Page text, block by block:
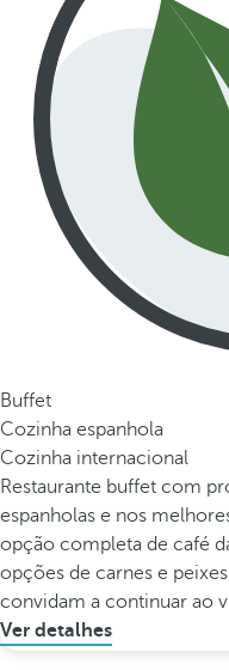
Buffet
Cozinha espanhola
Cozinha internacional
Restaurante buffet com
espanholas e nos
opção completa de café
opções de carnes e
convidam a continuar ao
Ver detalhes